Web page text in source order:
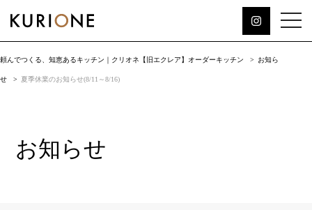
頼んでつくる、知恵あるキッチン｜クリオネ【旧エクレア】オーダーキッチン お知ら
せ 夏季休業のお知らせ(8/11～8/16)
お知らせ